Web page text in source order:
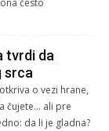
često
tvrdi da
srca
o vezi hrane,
čujete… ali pre
da li je gladna?